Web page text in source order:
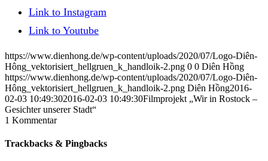
Link to Instagram
Link to Youtube
https://www.dienhong.de/wp-content/uploads/2020/07/Logo-Diên-
Hông_vektorisiert_hellgruen_k_handloik-2.png 0 0 Diên Hồng
https://www.dienhong.de/wp-content/uploads/2020/07/Logo-Diên-
Hông_vektorisiert_hellgruen_k_handloik-2.png Diên Hồng2016-
02-03 10:49:302016-02-03 10:49:30Filmprojekt „Wir in Rostock –
Gesichter unserer Stadt“
1 Kommentar
Trackbacks & Pingbacks